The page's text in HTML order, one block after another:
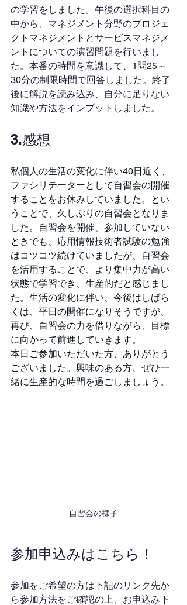
の学習をしました。午後の選択科目の
中から、マネジメント分野のプロジェ
クトマネジメントとサービスマネジメ
ントについての演習問題を行いまし
た。本番の時間を意識して、1問25～
30分の制限時間で回答しました。終了
後に解説を読み込み、自分に足りない
知識や方法をインプットしました。
3.感想
私個人の生活の変化に伴い40日近く、
ファシリテーターとして自習会の開催
することをお休みしていました。とい
うことで、久しぶりの自習会となりま
した。自習会を開催、参加していない
ときでも、応用情報技術者試験の勉強
はコツコツ続けていましたが、自習会
を活用することで、より集中力が高い
状態で学習でき、生産的だと感じまし
た。生活の変化に伴い、今後はしばら
くは、平日の開催になりそうですが、
再び、自習会の力を借りながら、目標
に向かって前進していきます。
本日ご参加いただいた方、ありがとう
ございました。興味のある方、ぜひ一
緒に生産的な時間を過ごしましょう。
自習会の様子
参加申込みはこちら！
参加をご希望の方は下記のリンク先か
ら参加方法をご確認の上、お申込み下